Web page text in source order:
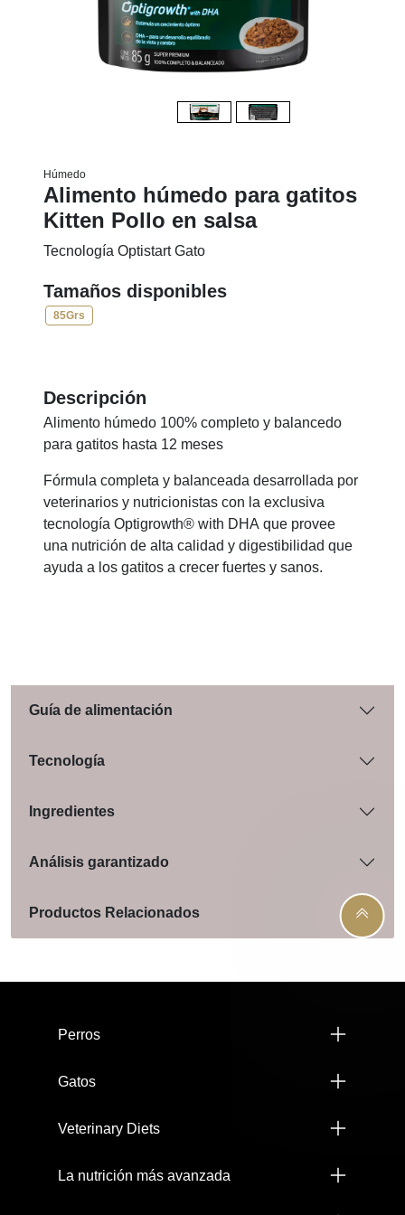
Húmedo
Alimento húmedo para gatitos
Kitten Pollo en salsa
Tecnología Optistart Gato
Tamaños disponibles
85Grs
Descripción
Alimento húmedo 100% completo y balancedo
para gatitos hasta 12 meses
Fórmula completa y balanceada desarrollada por
veterinarios y nutricionistas con la exclusiva
tecnología Optigrowth® with DHA que provee
una nutrición de alta calidad y digestibilidad que
ayuda a los gatitos a crecer fuertes y sanos.
Guía de alimentación
Tecnología
Ingredientes
Análisis garantizado
Productos Relacionados
Perros
Gatos
Veterinary Diets
La nutrición más avanzada